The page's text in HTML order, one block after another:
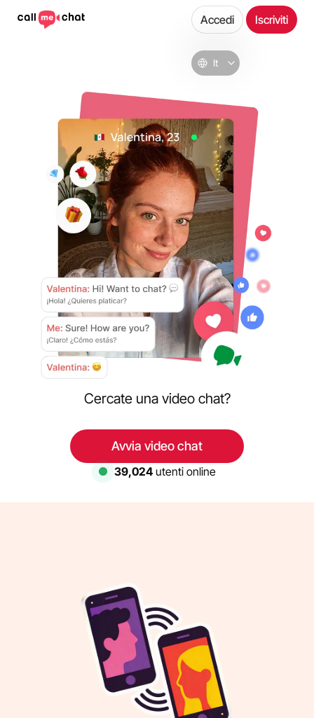
It
Accedi Iscriviti
Cercate una video chat?
Avvia video chat
39,024utenti online